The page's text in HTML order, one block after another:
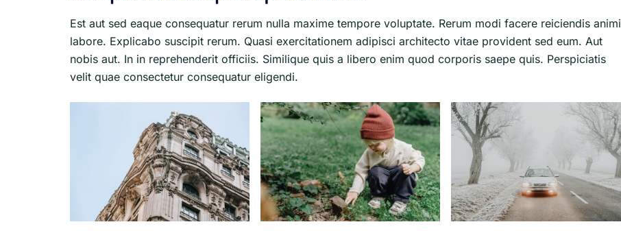
Est aut sed eaque consequatur rerum nulla maxime tempore voluptate. Rerum modi facere reiciendis animi
labore. Explicabo suscipit rerum. Quasi exercitationem adipisci architecto vitae provident sed eum. Aut
nobis aut. In in reprehenderit officiis. Similique quis a libero enim quod corporis saepe quis. Perspiciatis
velit quae consectetur consequatur eligendi.